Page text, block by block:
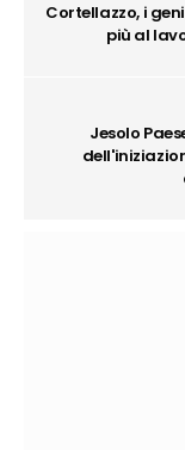
Cortellazzo, i
più al
Jesolo